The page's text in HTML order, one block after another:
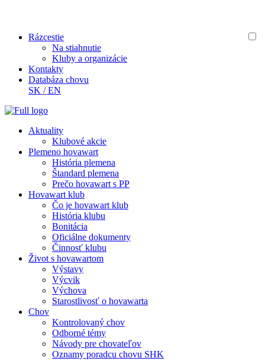
Rázcestie
Na stiahnutie
Kluby a organizácie
Kontakty
Databáza chovu
SK /EN
Aktuality
Klubové akcie
Plemeno hovawart
História plemena
Štandard plemena
Prečo hovawart s PP
Hovawart klub
Čo je hovawart klub
História klubu
Bonitácia
Oficiálne dokumenty
Činnosť klubu
Život s hovawartom
Výstavy
Výcvik
Výchova
Starostlivosť o hovawarta
Chov
Kontrolovaný chov
Odborné témy
Návody pre chovateľov
Oznamy poradcu chovu SHK